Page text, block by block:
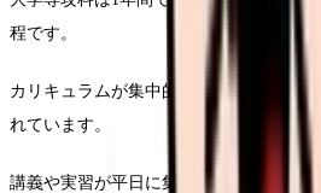
程です。
カリキュラムが集中的に組まれており
れています。
講義や実習が平日に集中しているため